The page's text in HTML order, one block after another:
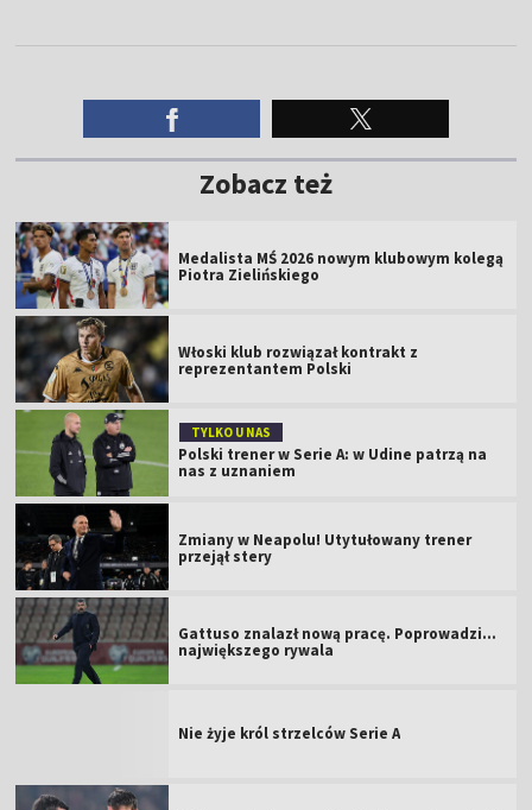
Zobacz też
Medalista MŚ 2026 nowym klubowym kolegą
Piotra Zielińskiego
Włoski klub rozwiązał kontrakt z
reprezentantem Polski
TYLKO U NAS
Polski trener w Serie A: w Udine patrzą na
nas z uznaniem
Zmiany w Neapolu! Utytułowany trener
przejął stery
Gattuso znalazł nową pracę. Poprowadzi...
największego rywala
Nie żyje król strzelców Serie A